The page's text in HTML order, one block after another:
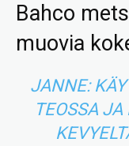
Bahco
muovia
JANNE:
TEOSSA